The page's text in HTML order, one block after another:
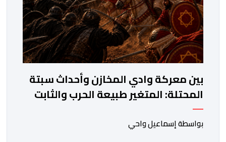
بين معركة وادي المخازن وأحداث سبتة
المحتلة: المتغير طبيعة الحرب والثابت
جدار الصد الوطني
بواسطة إسماعيل واحي